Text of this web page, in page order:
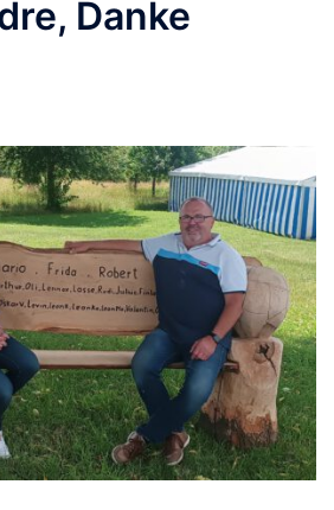
Danke